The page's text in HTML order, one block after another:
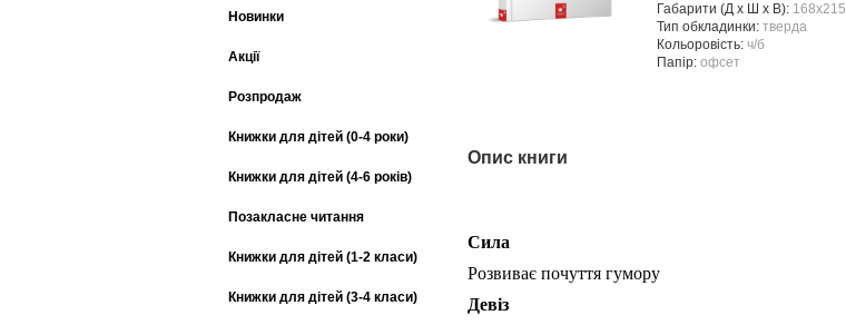
Новинки
Акції
Розпродаж
Книжки для дітей (0-4 роки)
Книжки для дітей (4-6 років)
Позакласне читання
Книжки для дітей (1-2 класи)
Книжки для дітей (3-4 класи)
Габарити (Д х Ш х В): 168х215
Тип обкладинки: тверда
Кольоровість: ч/б
Папір: офсет
Опис книги
Сила
Розвиває почуття гумору
Девіз